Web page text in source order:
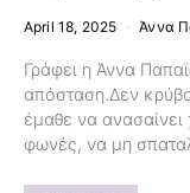
April 18, 2025 Άννα
Γράφει η Άννα
απόσταση.Δεν
έμαθε να
φωνές, να μη